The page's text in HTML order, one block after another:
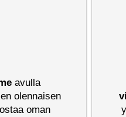
avulla
olennaisen
oman